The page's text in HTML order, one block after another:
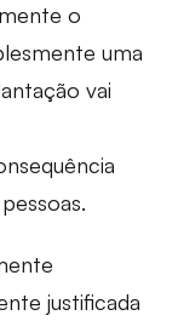
o
uma
vai
justificada